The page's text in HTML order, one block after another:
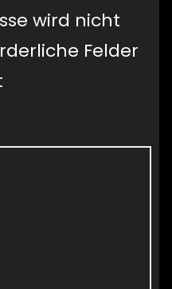
wird nicht
Felder